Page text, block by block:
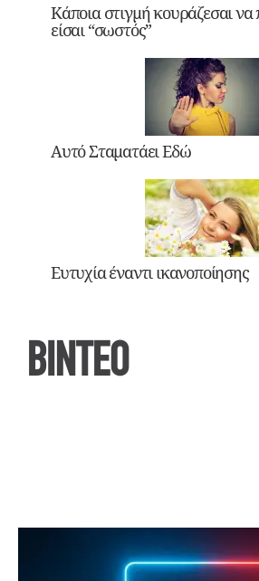
Κάποια στιγμή κουράζεσαι να
είσαι “σωστός”
Αυτό Σταματάει Εδώ
Ευτυχία έναντι ικανοποίησης
ΒΙΝΤΕΟ